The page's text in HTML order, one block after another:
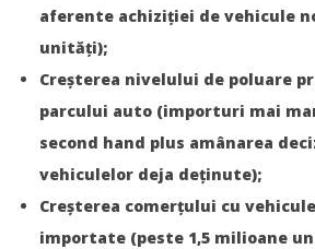
aferente achiziției de vehicule
unități);
Creșterea nivelului de poluare
parcului auto (importuri mai
second hand plus amânarea
vehiculelor deja deținute);
Creșterea comerțului cu
importate (peste 1,5 milioane